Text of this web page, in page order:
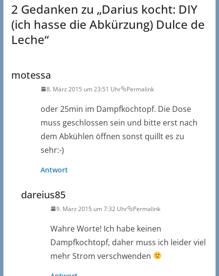
2 Gedanken zu „Darius kocht: DIY
(ich hasse die Abkürzung) Dulce de
Leche“
motessa
8. März 2015 um 23:51 Uhr Permalink
oder 25min im Dampfkochtopf. Die Dose
muss geschlossen sein und bitte erst nach
dem Abkühlen öffnen sonst quillt es zu
sehr:-)
Antwort
dareius85
9. März 2015 um 7:32 Uhr Permalink
Wahre Worte! Ich habe keinen
Dampfkochtopf, daher muss ich leider viel
mehr Strom verschwenden